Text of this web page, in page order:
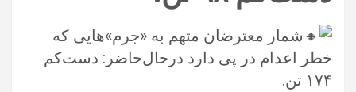
شمار معترضان متهم به «جرم»هایی که
خطر اعدام در پی دارد درحال‌حاضر: دست‌کم
۱۷۴ تن.‏